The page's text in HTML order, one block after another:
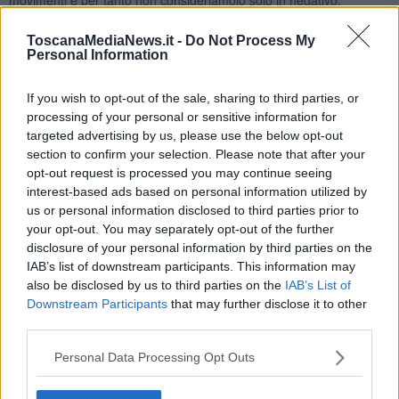
ToscanaMediaNews.it - Do Not Process My
Personal Information
If you wish to opt-out of the sale, sharing to third parties, or
processing of your personal or sensitive information for
targeted advertising by us, please use the below opt-out
section to confirm your selection. Please note that after your
opt-out request is processed you may continue seeing
interest-based ads based on personal information utilized by
us or personal information disclosed to third parties prior to
your opt-out. You may separately opt-out of the further
disclosure of your personal information by third parties on the
IAB’s list of downstream participants. This information may
also be disclosed by us to third parties on the IAB’s List of
Downstream Participants that may further disclose it to other
Personal Data Processing Opt Outs
moderna, dove oggi ci sono i “mammo” che stanno in casa a
badare i figli mentre le donne sono fuori a guadagnarsi il pane
suscitata dalla melodia delle note e vivere follemente la vita
ballandola con saggezza.
Ciò è quanto dovremmo fare quando abbiamo la fortuna o la
sfortuna di avere un compagno fisso. Anzi a dire il vero dovremmo
trattare l’altro/a come se fosse a noi del tutto sconosciuto/a e
comunicare pertanto senza parole pernon interrompere
l’armonia che si crea durante il ballo quando la musica si trasforma
in movimento. A fine lezione magari provare a dirsi cosa ci ha dato
fastidio dell’altro/a.
Maria Caruso